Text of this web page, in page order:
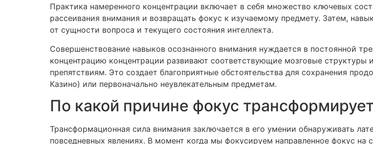
Практика намеренного концентрации включает в себя множество ключевых
рассеивания внимания и возвращать фокус к изучаемому предмету. Затем,
от сущности вопроса и текущего состояния интеллекта.
Совершенствование навыков осознанного внимания нуждается в постоянной
концентрацию концентрации развивают соответствующие мозговые
препятствиям. Это создает благоприятные обстоятельства для сохранения
Казино) или первоначально неувлекательным предметам.
По какой причине фокус
Трансформационная сила внимания заключается в его умении обнаруживать
повседневных явлениях. В момент когда мы фокусируем направленное фокус на